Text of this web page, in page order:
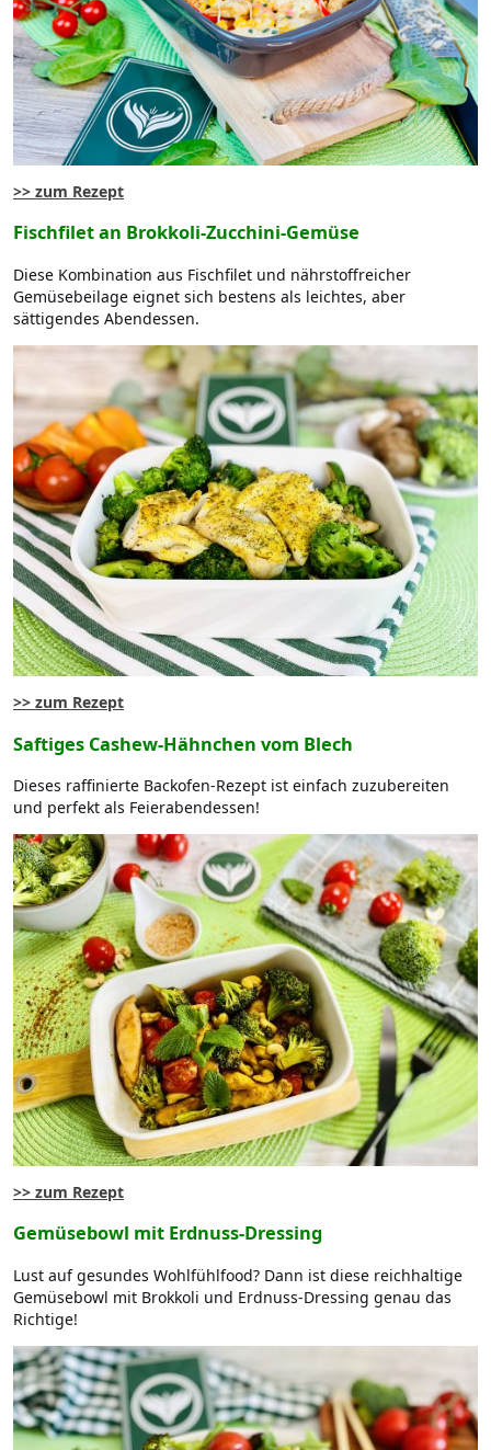
>> zum Rezept
Fischfilet an Brokkoli-Zucchini-Gemüse
Diese Kombination aus Fischfilet und nährstoffreicher
Gemüsebeilage eignet sich bestens als leichtes, aber
sättigendes Abendessen.
>> zum Rezept
Saftiges Cashew-Hähnchen vom Blech
Dieses raffinierte Backofen-Rezept ist einfach zuzubereiten
und perfekt als Feierabendessen!
>> zum Rezept
Gemüsebowl mit Erdnuss-Dressing
Lust auf gesundes Wohlfühlfood? Dann ist diese reichhaltige
Gemüsebowl mit Brokkoli und Erdnuss-Dressing genau das
Richtige!